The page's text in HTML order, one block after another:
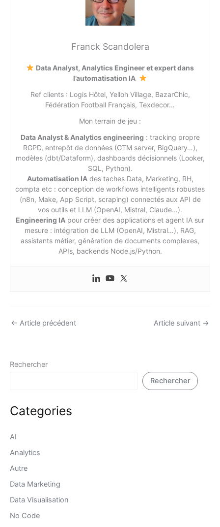
Franck Scandolera
Data Analyst, Analytics Engineer et expert dans
l’automatisation IA
Ref clients : Logis Hôtel, Yelloh Village, BazarChic,
Fédération Football Français, Texdecor…
Mon terrain de jeu :
Data Analyst & Analytics engineering : tracking propre
RGPD, entrepôt de données (GTM server, BigQuery…),
modèles (dbt/Dataform), dashboards décisionnels (Looker,
SQL, Python).
Automatisation IAdes taches Data, Marketing, RH,
compta etc : conception de workflows intelligents robustes
(n8n, Make, App Script, scraping) connectés aux API de
vos outils et LLM (OpenAI, Mistral, Claude…).
Engineering IA pour créer des applications et agent IA sur
mesure : intégration de LLM (OpenAI, Mistral…), RAG,
assistants métier, génération de documents complexes,
APIs, backends Node.js/Python.
← Article précédent Article suivant →
Rechercher
Rechercher
Categories
AI
Analytics
Autre
Data Marketing
Data Visualisation
No Code